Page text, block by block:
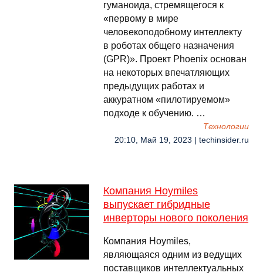
гуманоида, стремящегося к
«первому в мире
человекоподобному интеллекту
в роботах общего назначения
(GPR)». Проект Phoenix основан
на некоторых впечатляющих
предыдущих работах и
аккуратном «пилотируемом»
подходе к обучению. …
Технологии
20:10, Май 19, 2023 | techinsider.ru
Компания Hoymiles
выпускает гибридные
инверторы нового поколения
Компания Hoymiles,
являющаяся одним из ведущих
поставщиков интеллектуальных